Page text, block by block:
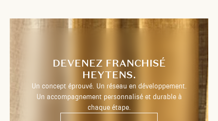
DEVENEZ FRANCHISÉ
HEYTENS.
Un concept éprouvé. Un réseau en développement.
Un accompagnement personnalisé et durable à
chaque étape.